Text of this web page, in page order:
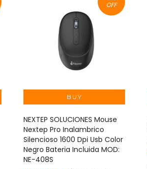
OFF
NEXTEP SOLUCIONES Mouse
Nextep Pro Inalambrico
Silencioso 1600 Dpi Usb Color
Negro Bateria Incluida MOD:
NE-408S